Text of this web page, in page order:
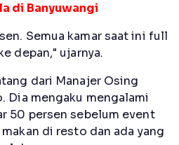
di Banyuwangi
Semua kamar saat ini full
depan," ujarnya.
dari Manajer Osing
Dia mengaku mengalami
50 persen sebelum event
di resto dan ada yang